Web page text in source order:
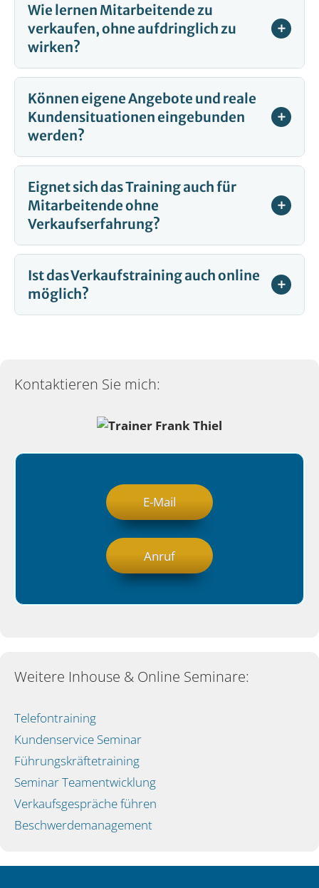
Wie lernen Mitarbeitende zu
verkaufen, ohne aufdringlich zu
wirken?
Können eigene Angebote und reale
Kundensituationen eingebunden
werden?
Eignet sich das Training auch für
Mitarbeitende ohne
Verkaufserfahrung?
Ist das Verkaufstraining auch online
möglich?
Kontaktieren Sie mich:
E-Mail
Anruf
Weitere Inhouse & Online Seminare:
Telefontraining
Kundenservice Seminar
Führungskräftetraining
Seminar Teamentwicklung
Verkaufsgespräche führen
Beschwerdemanagement